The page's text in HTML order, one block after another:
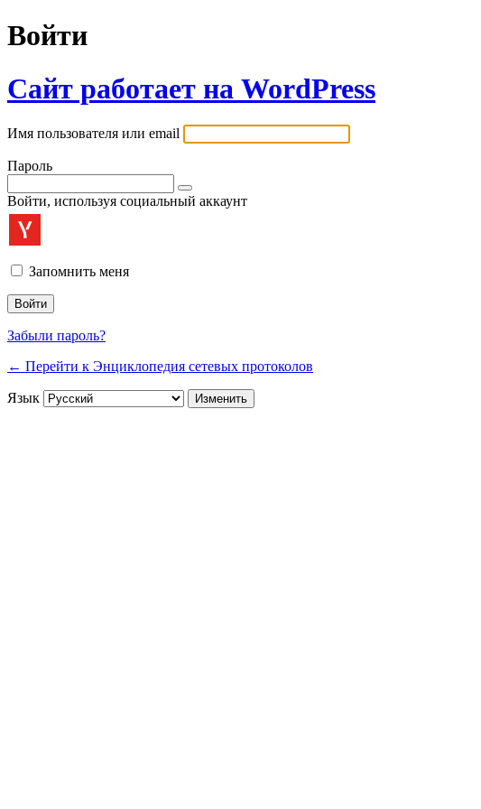
Войти
Сайт работает на WordPress
Имя пользователя или email
Пароль
Войти, используя социальный аккаунт
Запомнить меня
Забыли пароль?
← Перейти к Энциклопедия сетевых протоколов
Язык